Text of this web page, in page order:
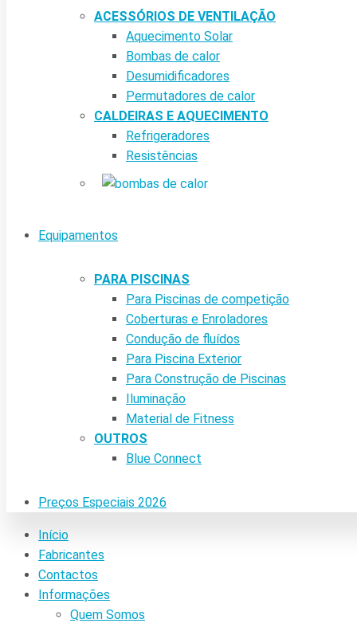
ACESSÓRIOS DE VENTILAÇÃO
Aquecimento Solar
Bombas de calor
Desumidificadores
Permutadores de calor
CALDEIRAS E AQUECIMENTO
Refrigeradores
Resistências
Equipamentos
PARA PISCINAS
Para Piscinas de competição
Coberturas e Enroladores
Condução de fluídos
Para Piscina Exterior
Para Construção de Piscinas
Iluminação
Material de Fitness
OUTROS
Blue Connect
Preços Especiais 2026
Início
Fabricantes
Contactos
Informações
Quem Somos